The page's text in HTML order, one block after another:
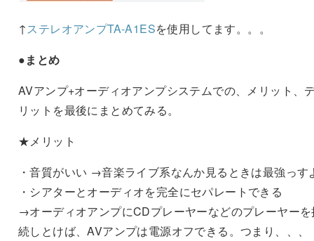
↑ステレオアンプTA-A1ESを使用してます。。。
●まとめ
AVアンプ+オーディオアンプシステムでの、メリット、
リットを最後にまとめてみる。
★メリット
・音質がいい →音楽ライブ系なんか見るときは最強っす
・シアターとオーディオを完全にセパレートできる
→オーディオアンプにCDプレーヤーなどのプレーヤー
続しとけば、AVアンプは電源オフできる。つまり、、、